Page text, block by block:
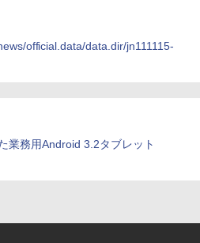
official.data/data.dir/jn111115-
業務用Android 3.2タブレット